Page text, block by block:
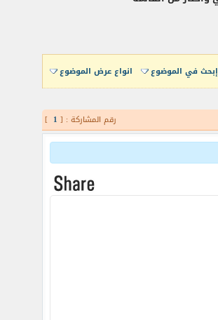
إبحث في الموضوع انواع عرض الموضوع
رقم المشاركة : [ 1
]